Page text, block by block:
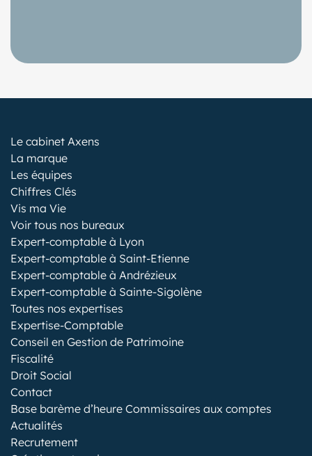
Le cabinet Axens
La marque
Les équipes
Chiffres Clés
Vis ma Vie
Voir tous nos bureaux
Expert-comptable à Lyon
Expert-comptable à Saint-Etienne
Expert-comptable à Andrézieux
Expert-comptable à Sainte-Sigolène
Toutes nos expertises
Expertise-Comptable
Conseil en Gestion de Patrimoine
Fiscalité
Droit Social
Contact
Base barème d’heure Commissaires aux comptes
Actualités
Recrutement